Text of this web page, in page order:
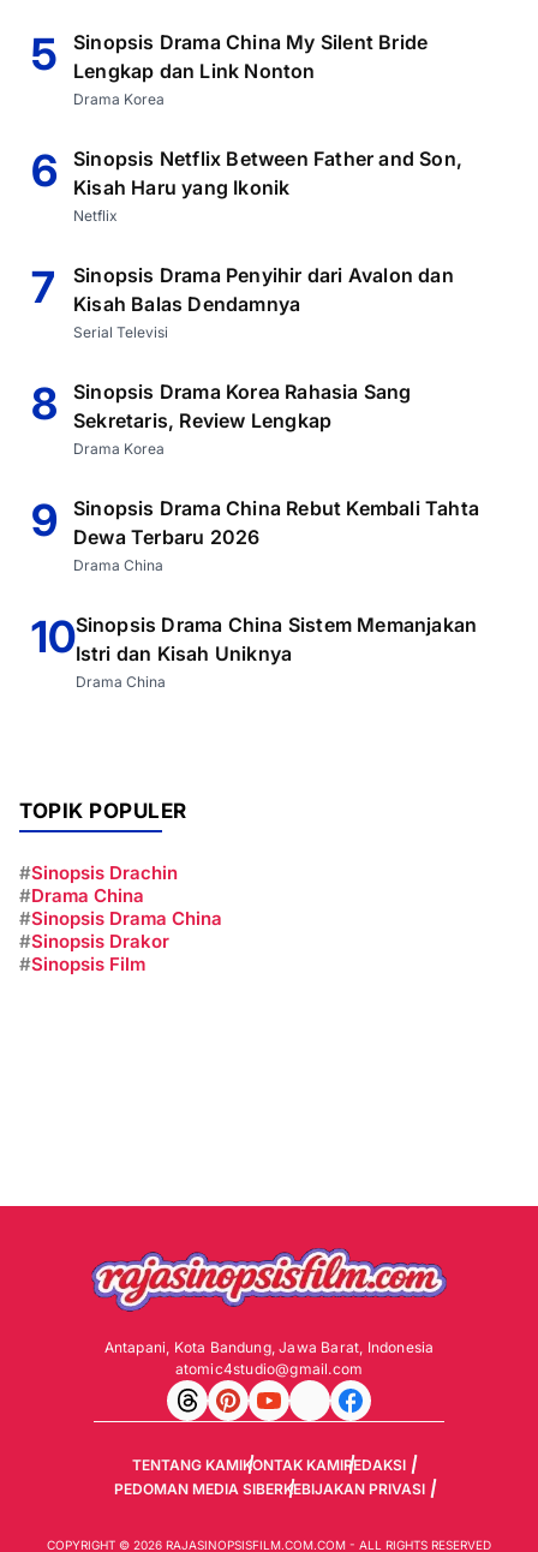
5
Sinopsis Drama China My Silent Bride
Lengkap dan Link Nonton
Drama Korea
6
Sinopsis Netflix Between Father and Son,
Kisah Haru yang Ikonik
Netflix
7
Sinopsis Drama Penyihir dari Avalon dan
Kisah Balas Dendamnya
Serial Televisi
8
Sinopsis Drama Korea Rahasia Sang
Sekretaris, Review Lengkap
Drama Korea
9
Sinopsis Drama China Rebut Kembali Tahta
Dewa Terbaru 2026
Drama China
10Sinopsis Drama China Sistem Memanjakan
Istri dan Kisah Uniknya
Drama China
TOPIK POPULER
#Sinopsis Drachin
#Drama China
#Sinopsis Drama China
#Sinopsis Drakor
#Sinopsis Film
Antapani, Kota Bandung, Jawa Barat, Indonesia
atomic4studio@gmail.com
TENTANG KAMIKONTAK KAMIREDAKSI
PEDOMAN MEDIA SIBERKEBIJAKAN PRIVASI
COPYRIGHT © 2026 RAJASINOPSISFILM.COM.COM - ALL RIGHTS RESERVED